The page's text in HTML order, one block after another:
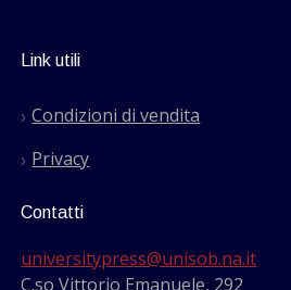
Link utili
Condizioni di vendita
Privacy
Contatti
universitypress@unisob.na.it
C.so Vittorio Emanuele, 292